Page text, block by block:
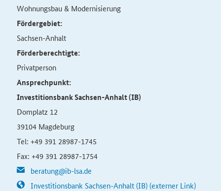
Wohnungsbau & Modernisierung
Fördergebiet:
Sachsen-Anhalt
Förderberechtigte:
Privatperson
Ansprechpunkt:
Investitionsbank Sachsen-Anhalt (IB)
Domplatz 12
39104 Magdeburg
Tel: +49 391 28987-1745
Fax: +49 391 28987-1754
beratung@ib-lsa.de
Investitionsbank Sachsen-Anhalt (IB) (externer Link)